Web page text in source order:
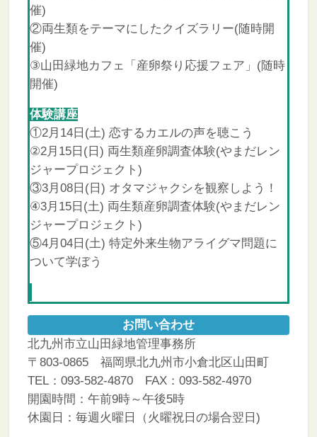
催)
②両生類をテーマにしたクイズラリー(随時開
催)
③山田緑地カフェ「産卵祭り応援フェア」(随時
開催)
体験講座
①2月14日(土) 恋するカエルの声を聴こう
②2月15日(日) 両生類産卵調査体験(やまだレン
ジャープロジェクト)
③3月08日(日) オタマジャクシを観察しよう！
④3月15日(土) 両生類産卵調査体験(やまだレン
ジャープロジェクト)
⑤4月04日(土) 特定外来生物アライグマ問題に
ついて学ぼう
お問い合わせ
北九州市立山田緑地管理事務所
〒803-0865 福岡県北九州市小倉北区山田町
TEL：093-582-4870 FAX：093-582-4970
開園時間：午前9時～午後5時
休園日：毎週火曜日（火曜祝日の場合翌日)